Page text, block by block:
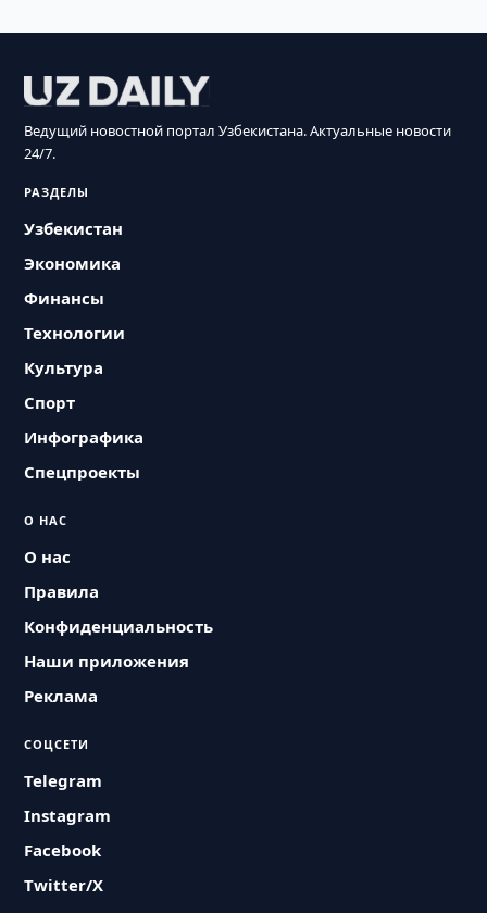
Ведущий новостной портал Узбекистана. Актуальные новости
24/7.
РАЗДЕЛЫ
Узбекистан
Экономика
Финансы
Технологии
Культура
Спорт
Инфографика
Спецпроекты
О НАС
О нас
Правила
Конфиденциальность
Наши приложения
Реклама
СОЦСЕТИ
Telegram
Instagram
Facebook
Twitter/X